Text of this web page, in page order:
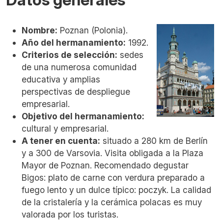
Nombre: Poznan (Polonia).
Año del hermanamiento: 1992.
Criterios de selección: sedes
de una numerosa comunidad
educativa y amplias
perspectivas de despliegue
empresarial.
Objetivo del hermanamiento:
cultural y empresarial.
A tener en cuenta: situado a 280 km de Berlín
y a 300 de Varsovia. Visita obligada a la Plaza
Mayor de Poznan. Recomendado degustar
Bigos: plato de carne con verdura preparado a
fuego lento y un dulce típico: poczyk. La calidad
de la cristalería y la cerámica polacas es muy
valorada por los turistas.